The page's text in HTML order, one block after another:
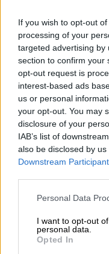
If you wish to opt-out
processing of your
targeted advertising by
section to confirm your
opt-out request is
interest-based ads
us or personal
your opt-out. You may
disclosure of your
IAB’s list of
also be disclosed by
Downstream
Please note that this
not limited to your visit
grant or deny consent
use your data for
Personal Data
I want to opt-out
personal data.
Opted In
συμμετρικές
ο Τύπος της
ξέσπασε πάλι
υπογείου όπου
εφημερίδες
επαφή με το
εκεί η
Μιχαήλ,αλλά
λίθων πάνω στο
από τον έλεγχο.
όλα τα τζάμια
γεωμετρικό
καρυδιού, η
κάτω»,έγραψε η